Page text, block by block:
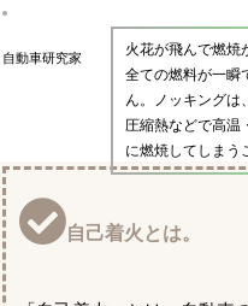
自動車研究家
火花が飛んで燃焼
全ての燃料が一瞬
ん。ノッキングは
圧縮熱などで高温
に燃焼してしまう
自己着火とは。